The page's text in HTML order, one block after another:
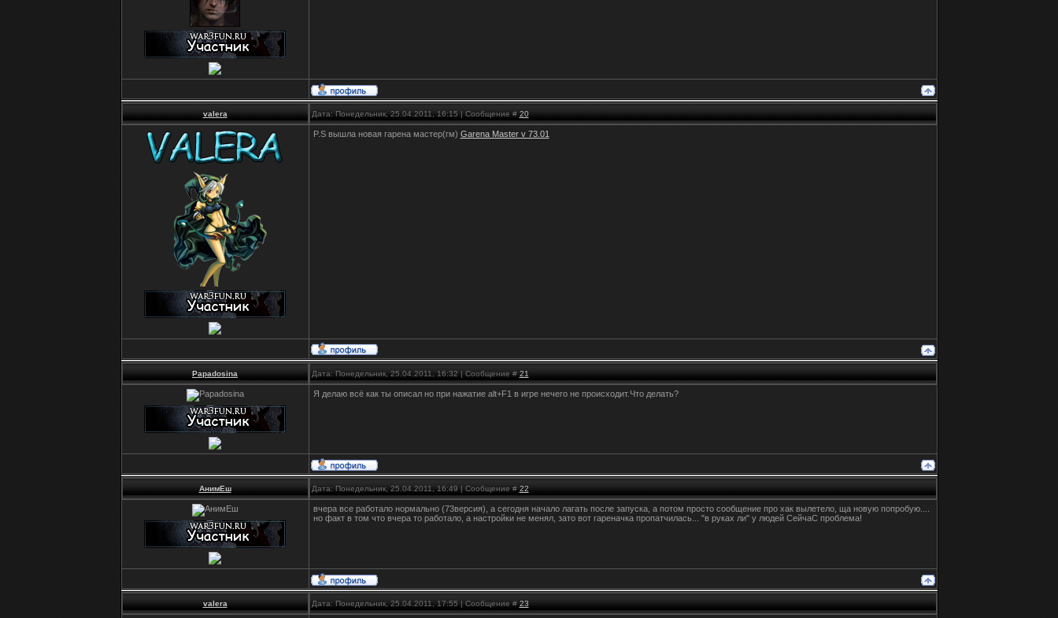
valera Дата: Понедельник, 25.04.2011, 16:15 | Сообщение # 20
P.S вышла новая гарена мастер(гм) Garena Master v 73.01
Papadosina Дата: Понедельник, 25.04.2011, 16:32 | Сообщение # 21
Я делаю всё как ты описал но при нажатие alt+F1 в игре нечего не происходит.Что делать?
АнимЕш Дата: Понедельник, 25.04.2011, 16:49 | Сообщение # 22
вчера все работало нормально (73версия), а сегодня начало лагать после запуска, а потом просто сообщение про хак вылетело, ща новую попробую....
но факт в том что вчера то работало, а настройки не менял, зато вот гареначка пропатчилась... "в руках ли" у людей СейчаС проблема!
valera Дата: Понедельник, 25.04.2011, 17:55 | Сообщение # 23